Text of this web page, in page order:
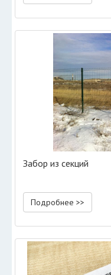
Забор из секций
Подробнее >>